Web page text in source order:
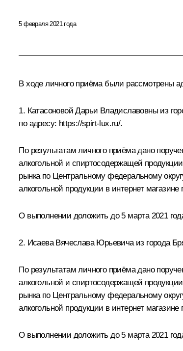
5 февраля 2021 года
В ходе личного приёма были рассмотрены
1. Катасоновой Дарьи Владиславовны из
по адресу: https://spirt-lux.ru/.
По результатам личного приёма дано
алкогольной и спиртосодержащей
рынка по Центральному федеральному
алкогольной продукции в интернет магазине
О выполнении доложить до 5 марта 2021
2. Исаева Вячеслава Юрьевича из города
По результатам личного приёма дано
алкогольной и спиртосодержащей
рынка по Центральному федеральному
алкогольной продукции в интернет магазине
О выполнении доложить до 5 марта 2021